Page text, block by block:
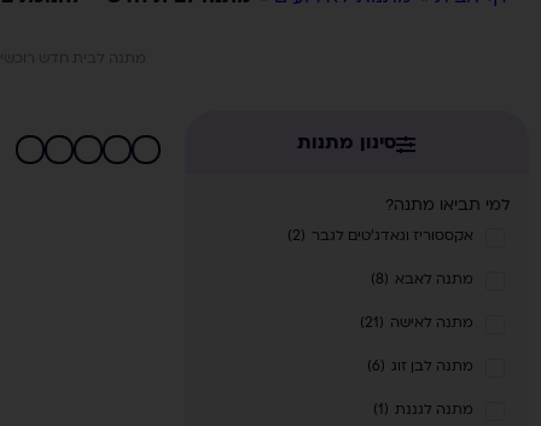
מתנה לבית חדש
סינון מתנות
למי תביאו מתנה?
אקססוריז וגאדג'טים לגבר (
2
)
מתנה לאבא (
8
)
מתנה לאישה (
21
)
מתנה לבן זוג (
6
)
מתנה לגננת (
1
)